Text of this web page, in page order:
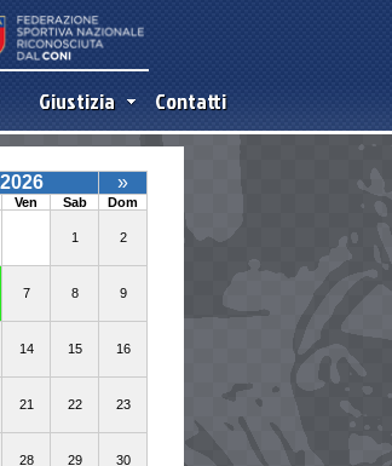
Giustizia Contatti